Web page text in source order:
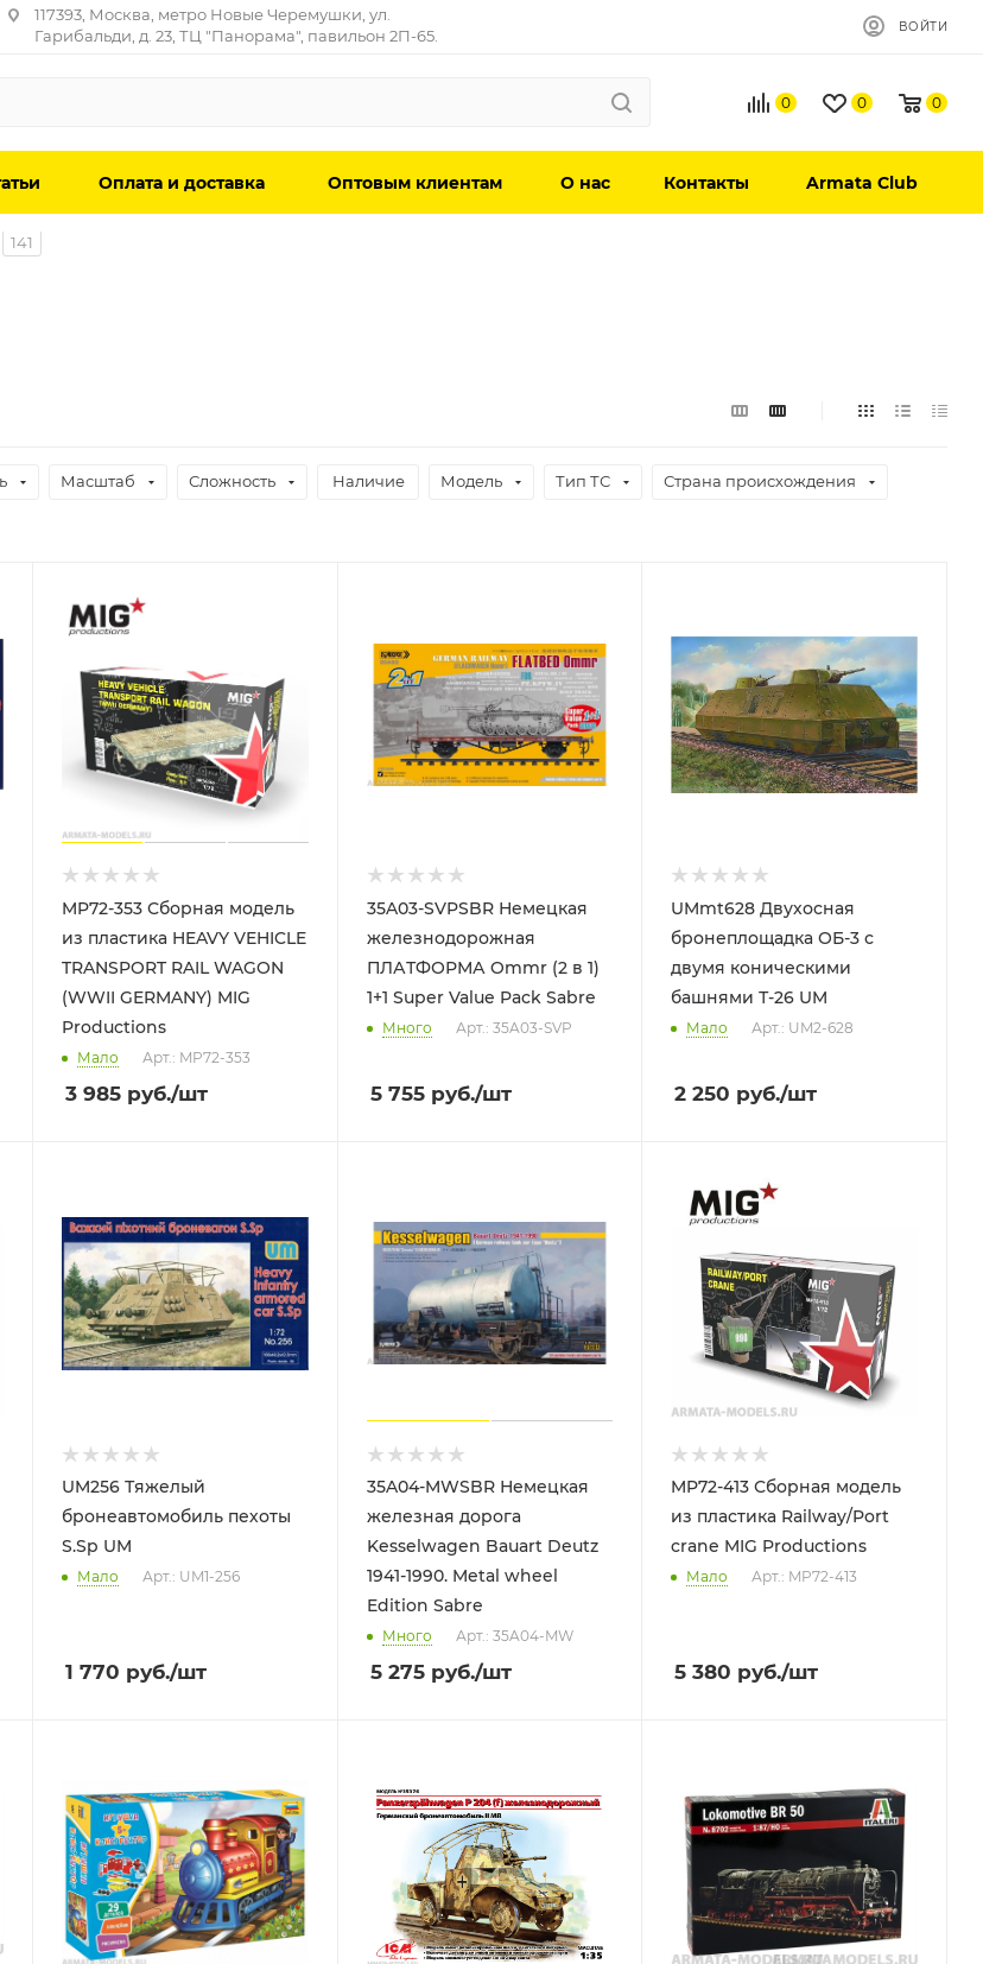
117393, Москва, метро Новые Черемушки, ул.
Гарибальди, д. 23, ТЦ "Панорама", павильон 2П-65.
ВОЙТИ
0 0 0
Оплата и доставка Оптовым клиентам О нас Контакты Armata Club
141
Масштаб Сложность Наличие Модель Тип ТС Страна происхождения
MP72-353 Сборная модель
из пластика HEAVY VEHICLE
TRANSPORT RAIL WAGON
(WWII GERMANY) MIG
Productions
Мало Арт.: MP72-353
3 985 руб./шт
35A03-SVPSBR Немецкая
железнодорожная
ПЛАТФОРМА Ommr (2 в 1)
1+1 Super Value Pack Sabre
Много Арт.: 35A03-SVP
5 755руб./шт
UMmt628 Двухосная
бронеплощадка ОБ-3 с
двумя коническими
башнями Т-26 UM
Мало Арт.: UM2-628
2 250 руб./шт
UM256 Тяжелый
бронеавтомобиль пехоты
S.Sp UM
Мало Арт.: UM1-256
1 770 руб./шт
35A04-MWSBR Немецкая
железная дорога
Kesselwagen Bauart Deutz
1941-1990. Metal wheel
Edition Sabre
Много Арт.: 35A04-MW
5 275руб./шт
MP72-413 Сборная модель
из пластика Railway/Port
crane MIG Productions
Мало Арт.: MP72-413
5 380 руб./шт